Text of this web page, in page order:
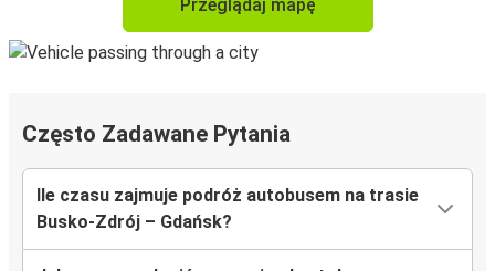
Przeglądaj mapę
Często Zadawane Pytania
Ile czasu zajmuje podróż autobusem na trasie
Busko-Zdrój – Gdańsk?